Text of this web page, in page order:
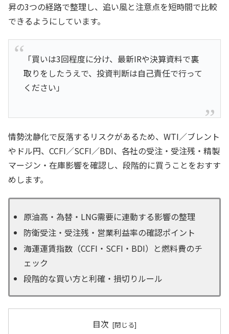
昇の3つの経路で整理し、追い風と注意点を短時間で比較
できるようにしています。
「買いは3回程度に分け、最新IRや決算資料で裏
取りをしたうえで、投資判断は自己責任で行って
ください」
情勢沈静化で反落するリスクがあるため、WTI／ブレント
やドル円、CCFI／SCFI／BDI、各社の受注・受注残・精製
マージン・在庫影響を確認し、段階的に買うことをおすす
めします。
原油高・為替・LNG需要に連動する影響の整理
防衛受注・受注残・営業利益率の確認ポイント
海運運賃指数（CCFI・SCFI・BDI）と燃料費のチ
ェック
段階的な買い方と利確・損切りルール
目次